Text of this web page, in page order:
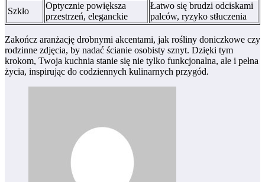
Szkło
Optycznie powiększa
przestrzeń, eleganckie
Łatwo się brudzi odciskami
palców, ryzyko stłuczenia
Zakończ aranżację drobnymi akcentami, jak rośliny doniczkowe czy
rodzinne zdjęcia, by nadać ścianie osobisty sznyt. Dzięki tym
krokom, Twoja kuchnia stanie się nie tylko funkcjonalna, ale i pełna
życia, inspirując do codziennych kulinarnych przygód.